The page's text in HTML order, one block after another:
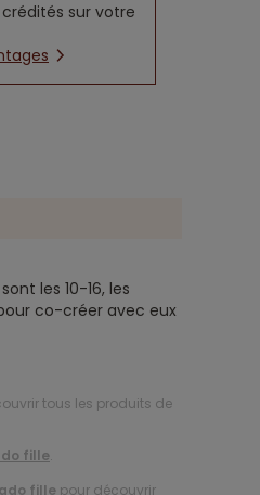
crédités sur votre
les 10-16, les
co-créer avec eux
tous les produits de
fille.
fille pour découvrir